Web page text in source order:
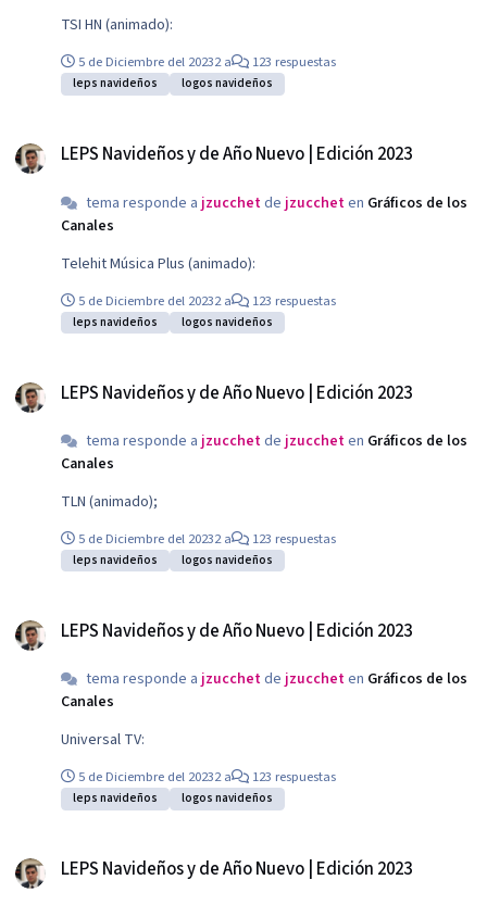
TSI HN (animado):
5 de Diciembre del 20232 a 123 respuestas
leps navideños logos navideños
LEPS Navideños y de Año Nuevo | Edición 2023
tema responde a jzucchetde jzuccheten Gráficos de los
Canales
Telehit Música Plus (animado):
5 de Diciembre del 20232 a 123 respuestas
leps navideños logos navideños
LEPS Navideños y de Año Nuevo | Edición 2023
tema responde a jzucchetde jzuccheten Gráficos de los
Canales
TLN (animado);
5 de Diciembre del 20232 a 123 respuestas
leps navideños logos navideños
LEPS Navideños y de Año Nuevo | Edición 2023
tema responde ajzucchetdejzuccheten Gráficos de los
Canales
Universal TV:
5 de Diciembre del 20232 a 123 respuestas
leps navideños logos navideños
LEPS Navideños y de Año Nuevo | Edición 2023